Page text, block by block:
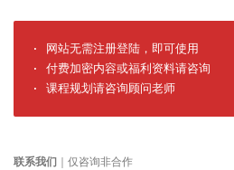
· 网站无需注册登陆，即可使用
· 付费加密内容或福利资料请咨询
· 课程规划请咨询顾问老师
联系我们 ｜仅咨询非合作